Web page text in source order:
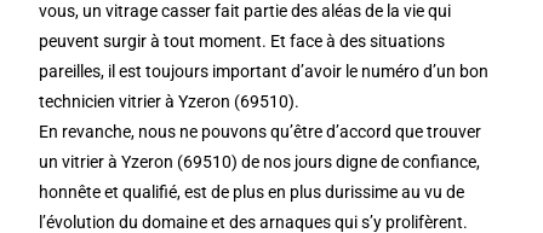
vous, un vitrage casser fait partie des aléas de la vie qui
peuvent surgir à tout moment. Et face à des situations
pareilles, il est toujours important d’avoir le numéro d’un bon
technicien vitrier à Yzeron (69510).
En revanche, nous ne pouvons qu’être d’accord que trouver
un vitrier à Yzeron (69510) de nos jours digne de confiance,
honnête et qualifié, est de plus en plus durissime au vu de
l’évolution du domaine et des arnaques qui s’y prolifèrent.